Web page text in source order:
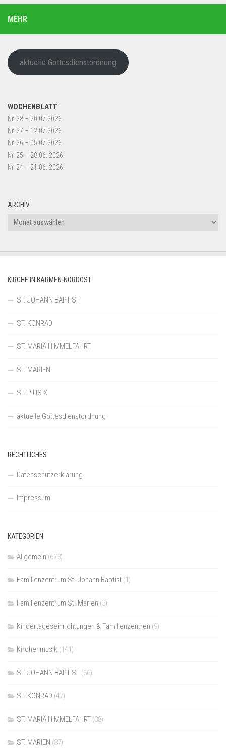
MEHR
aktuelle Gottesdienstordnung
WOCHENBLATT
Nr. 28 – 20.07.2026
Nr. 27 – 12.07.2026
Nr. 26 – 05.07.2026
Nr. 25 – 28.06..2026
Nr. 24 – 21.06..2026
ARCHIV
Archiv
KIRCHE IN BARMEN-NORDOST
ST. JOHANN BAPTIST
ST. KONRAD
ST. MARIÄ HIMMELFAHRT
ST. MARIEN
ST. PIUS X.
aktuelle Gottesdienstordnung
RECHTLICHES
Datenschutzerklärung
Impressum
KATEGORIEN
Allgemein (673)
Familienzentrum St. Johann Baptist (1)
Familienzentrum St. Marien (3)
Kindertageseinrichtungen & Familienzentren (9)
Kirchenmusik (141)
ST. JOHANN BAPTIST (66)
ST. KONRAD (47)
ST. MARIÄ HIMMELFAHRT (38)
ST. MARIEN (37)